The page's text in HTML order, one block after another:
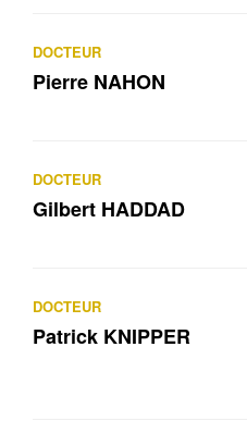
DOCTEUR
Pierre NAHON
DOCTEUR
Gilbert HADDAD
DOCTEUR
Patrick KNIPPER